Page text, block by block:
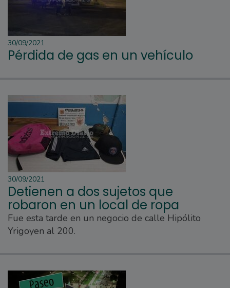
30/09/2021
Pérdida de gas en un vehículo
30/09/2021
Detienen a dos sujetos que
robaron en un local de ropa
Fue esta tarde en un negocio de calle Hipólito
Yrigoyen al 200.